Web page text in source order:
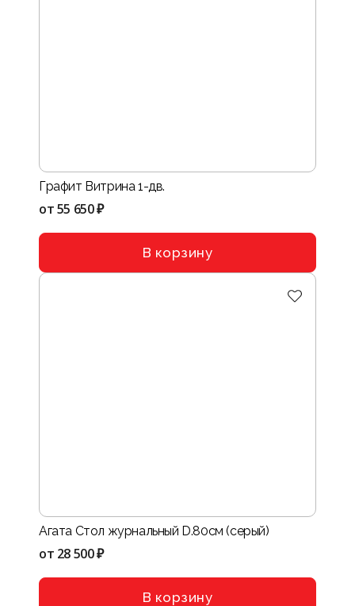
Графит Витрина 1-дв.
от55 650 ₽
В корзину
Агата Стол журнальный D.80см (серый)
от 28 500 ₽
В корзину